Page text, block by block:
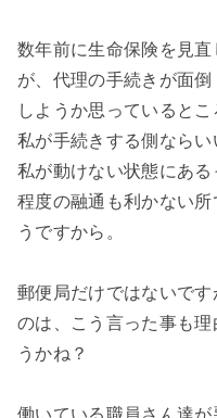
数年前に生命保険を見
が、代理の手続きが面
しようか思っているとこ
私が手続きする側なら
私が動けない状態にあ
程度の融通も利かない
うですから。
郵便局だけではないで
のは、こう言った事も
うかね？